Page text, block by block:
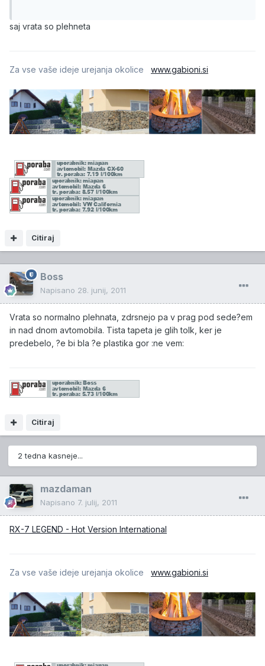
saj vrata so plehneta
Citiraj
Za vse vaše ideje urejanja okolice www.gabioni.si
Boss
Napisano 28. junij, 2011
Vrata so normalno plehnata, zdrsnejo pa v prag pod sede?em
in nad dnom avtomobila. Tista tapeta je glih tolk, ker je
predebelo, ?e bi bla ?e plastika gor :ne vem:
Citiraj
2 tedna kasneje...
mazdaman
Napisano 7. julij, 2011
RX-7 LEGEND - Hot Version International
Za vse vaše ideje urejanja okolice www.gabioni.si